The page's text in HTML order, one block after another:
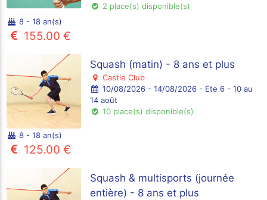
2 place(s) disponible(s)
8 - 18 an(s)
155.00 €
Squash (matin) - 8 ans et plus
Castle Club
10/08/2026 - 14/08/2026 - Ete 6 - 10 au
14 août
10 place(s) disponible(s)
8 - 18 an(s)
125.00 €
Squash & multisports (journée
entière) - 8 ans et plus